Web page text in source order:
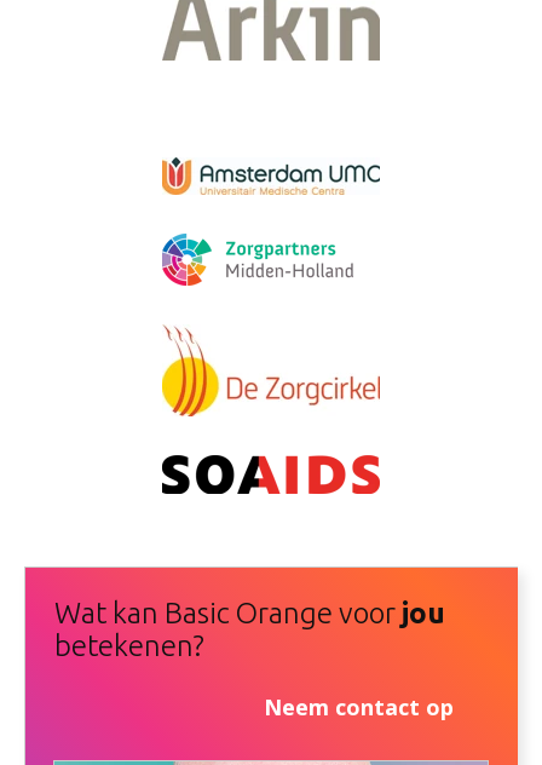
Wat kan Basic Orange voor jou
betekenen?
Neem contact op